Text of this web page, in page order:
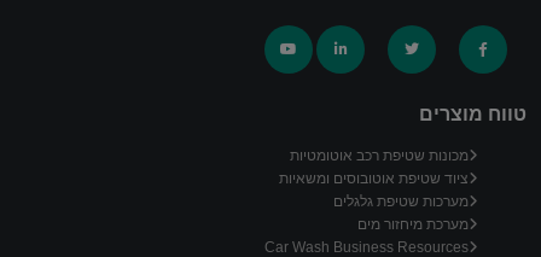
טווח מוצרים
מכונות שטיפת רכב אוטומטיות
ציוד שטיפת אוטובוסים ומשאיות
מערכות שטיפת גלגלים
מערכת מיחזור מים
Car Wash Business Resources